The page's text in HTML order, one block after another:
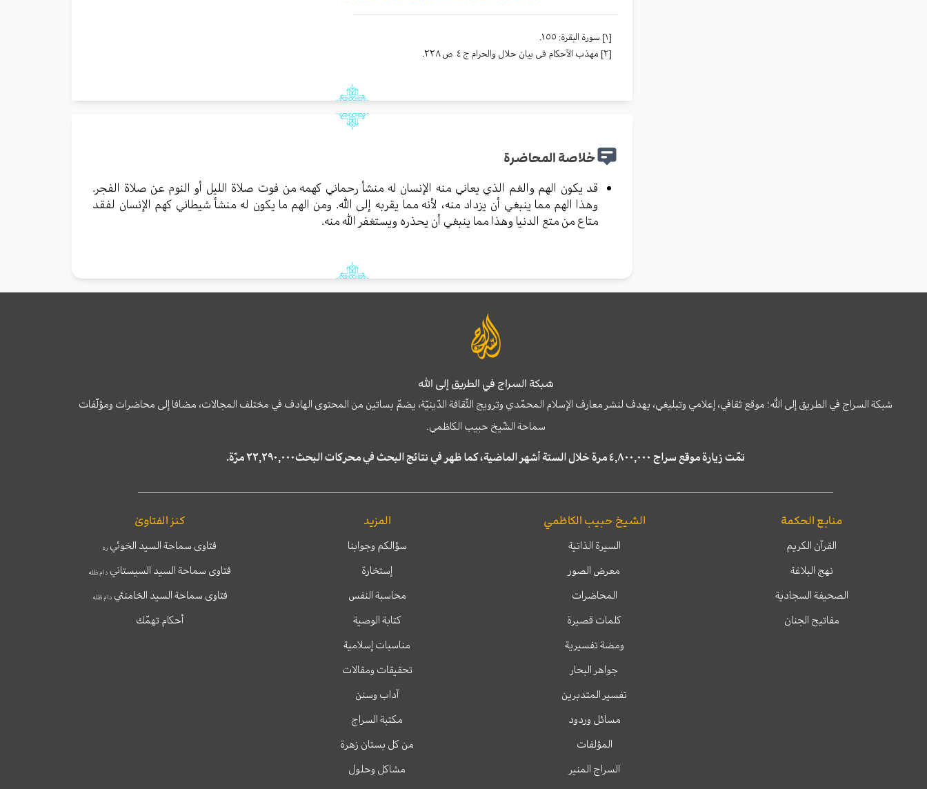
[١]
سورة البقرة: ١٥٥.
[٢]
مهذب الآحکام فی بیان حلال والحرام ج ٤ ص ٢٢٨.
خلاصة المحاضرة
قد يكون الهم والغم الذي يعاني منه الإنسان له منشأ رحماني كهمه من فوت صلاة الليل أو النوم عن صلاة الفجر.
وهذا الهم مما ينبغي أن يزداد منه، لأنه مما يقربه إلى الله. ومن الهم ما يكون له منشأ شيطاني كهم الإنسان لفقد
متاع من متع الدنيا وهذا مما ينبغي أن يحذره ويستغفر الله منه.
شبكة السراج في الطريق إلى الله
شبكة السراج في الطريق إلى الله؛ موقع ثقافي، إعلامي وتبليغي، يهدف لنشر معارف الإسلام المحمّدي وترويج الثّقافة الدّينيّة، يضمّ بساتين من المحتوى الهادف في مختلف المجالات، مضافا إلى محاضرات ومؤلّفات
سماحة الشّيخ حبيب الكاظمي.
تمّت زيارة موقع سراج ٤,٨٠٠,٠٠٠ مرة خلال الستة أشهر الماضية، كما ظهر في نتائج البحث في محركات البحث٢٢,٢٩٠,٠٠٠ مرّة.
منابع الحكمة
القرآن الكريم
نهج البلاغة
الصحيفة السجادية
مفاتيح الجنان
الشيخ حبيب الكاظمي
السيرة الذاتية
معرض الصور
المحاضرات
كلمات قصيرة
ومضة تفسيرية
جواهر البحار
تفسير المتدبرين
مسائل وردود
المؤلفات
السراج المنير
المزيد
سؤالكم وجوابنا
إستخارة
محاسبة النفس
كتابة الوصية
مناسبات إسلامية
تحقيقات ومقالات
آداب وسنن
مكتبة السراج
من كل بستان زهرة
مشاكل وحلول
كنز الفتاوىٰ
فتاوى سماحة السيد الخوئي ره
فتاوى سماحة السيد السيستاني دام ظله
فتاوى سماحة السيد الخامنئيدام ظله
أحكام تهمّك